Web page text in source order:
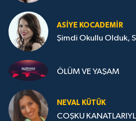
ASIYE KOCADEMİR
Şimdi Okullu Olduk,
ÖLÜM VE YAŞAM
NEVAL KÜTÜK
COŞKU